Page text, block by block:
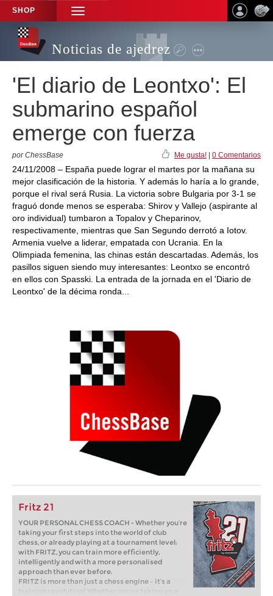
SHOP
TOGGLE
NAVIGATION
Noticias de ajedrez
'El diario de Leontxo': El
submarino español
emerge con fuerza
por ChessBase Me gusta! 0 Comentarios
24/11/2008 – España puede lograr el martes por la mañana su
mejor clasificación de la historia. Y además lo haría a lo grande,
porque el rival será Rusia. La victoria sobre Bulgaria por 3-1 se
fraguó donde menos se esperaba: Shirov y Vallejo (aspirante al
oro individual) tumbaron a Topalov y Cheparinov,
respectivamente, mientras que San Segundo derrotó a Iotov.
Armenia vuelve a liderar, empatada con Ucrania. En la
Olimpiada femenina, las chinas están descartadas. Además, los
pasillos siguen siendo muy interesantes: Leontxo se encontró
en ellos con Spasski. La entrada de la jornada en el 'Diario de
Leontxo' de la décima ronda...
Fritz 21
YOUR PERSONAL CHESS COACH - Whether you’re
taking your first steps into the world of club
chess, or already playing at a tournament level:
with FRITZ, you can train more efficiently,
intelligently and with a more personalised
approach than ever before.
FRITZ is more than just a chess engine – it’s a
training revolution! Whether you’re taking your